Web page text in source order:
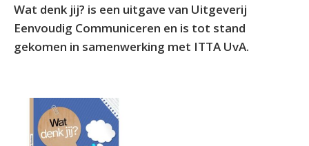
Wat denk jij? is een uitgave van Uitgeverij
Eenvoudig Communiceren en is tot stand
gekomen in samenwerking met ITTA UvA.